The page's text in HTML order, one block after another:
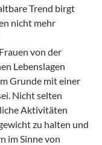
Trend birgt
nicht mehr
von der
Lebenslagen
Grunde mit einer
Nicht selten
Aktivitäten
zu halten und
im Sinne von